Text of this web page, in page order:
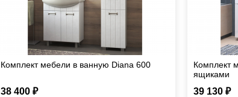
Комплект мебели в ванную Diana 600
38 400 ₽
Комплект
ящиками
39 130 ₽